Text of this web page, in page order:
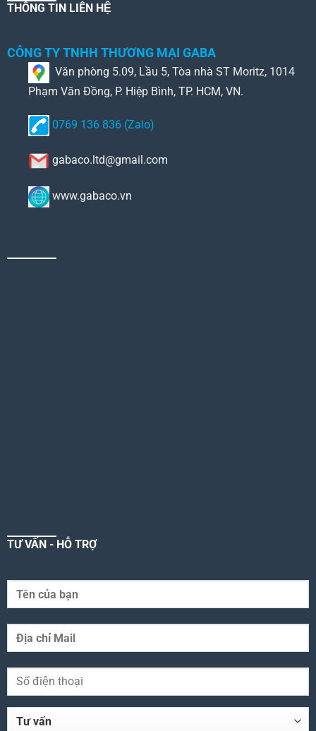
THÔNG TIN LIÊN HỆ
CÔNG TY TNHH THƯƠNG MẠI GABA
Văn phòng 5.09, Lầu 5, Tòa nhà ST Moritz, 1014
Phạm Văn Đồng, P. Hiệp Bình, TP. HCM, VN.
0769 136 836 (Zalo)
gabaco.ltd@gmail.com
www.gabaco.vn
TƯ VẤN - HỖ TRỢ